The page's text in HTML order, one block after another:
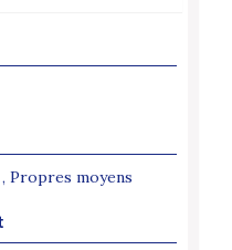
Propres moyens